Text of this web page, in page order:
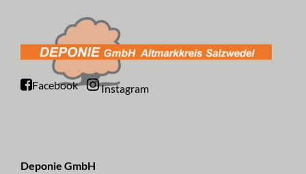
Facebook Instagram
Deponie GmbH